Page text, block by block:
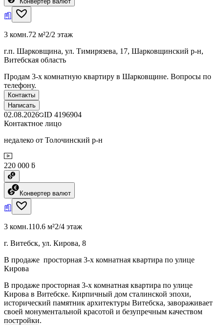
3 комн.72 м²2/2 этаж
г.п. Шарковщина, ул. Тимирязева, 17, Шарковщинский р-н,
Витебская область
Продам 3-х комнатную квартиру в Шарковщине. Вопросы по
телефону.
Контакты
Написать
02.08.2026 ID 4196904
Контактное лицо
недалеко от Толочинский р-н
220 000 ƃ
Конвертер валют
3 комн.110.6 м²2/4 этаж
г. Витебск, ул. Кирова, 8
В продаже просторная 3-х комнатная квартира по улице
Кирова
В продаже просторная 3-х комнатная квартира по улице
Кирова в Витебске. Кирпичный дом сталинской эпохи,
исторический памятник архитектуры Витебска, завораживает
своей монументальной красотой и безупречным качеством
постройки.